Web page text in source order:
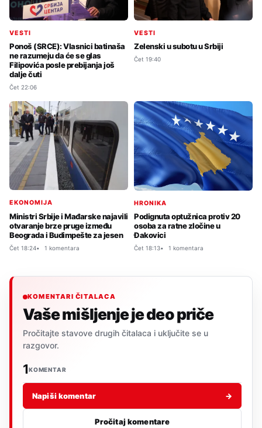
VESTI
Ponoš (SRCE): Vlasnici batinaša
ne razumeju da će se glas
Filipovića posle prebijanja još
dalje čuti
Čet 22:06
VESTI
Zelenski u subotu u Srbiji
Čet 19:40
EKONOMIJA
Ministri Srbije i Mađarske najavili
otvaranje brze pruge između
Beograda i Budimpešte za jesen
Čet 18:24 1 komentara
HRONIKA
Podignuta optužnica protiv 20
osoba za ratne zločine u
Đakovici
Čet 18:13 1 komentara
KOMENTARI ČITALACA
Vaše mišljenje je deo priče
Pročitajte stavove drugih čitalaca i uključite se u
razgovor.
1KOMENTAR
Napiši komentar →
Pročitaj komentare